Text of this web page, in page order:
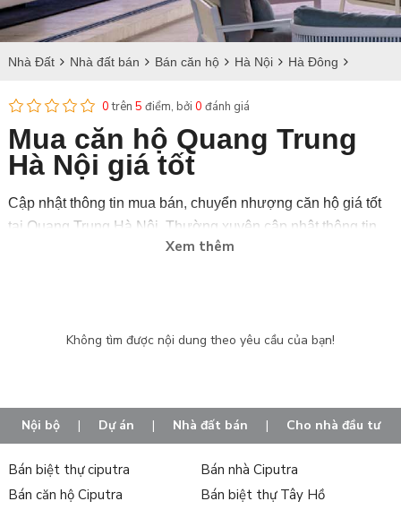
Nhà Đất Nhà đất bán Bán căn hộ Hà Nội Hà Đông
Bán căn hộ tại Quang Trung
0trên 5 điểm, bởi 0 đánh giá
Mua căn hộ Quang Trung
Hà Nội giá tốt
Cập nhật thông tin mua bán, chuyển nhượng căn hộ giá tốt
tại Quang Trung Hà Nội. Thường xuyên cập nhật thông tin
cho tiết về diện tích, vị trí và giá bán căn hộ tại Quang Trung
thường xuyên cập nhật tình hình dự án bán tại Ciputra, Tân
địa điểm an cư lý tưởng cho nhiều gia đình Việt.
với đội ngũ chuyên viên tư vấn dày dặn kinh nghiệm, nhiệt
huyết và giàu năng lượng của Tân Long, chúng tôi tin rằng
Xem thêm
Không tìm được nội dung theo yêu cầu của bạn!
Nội bộ | Dự án | Nhà đất bán | Cho nhà đầu tư
Bán biệt thự ciputra
Bán nhà Ciputra
Bán căn hộ Ciputra
Bán biệt thự Tây Hồ